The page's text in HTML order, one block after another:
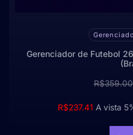
Gerenciador de Futebol
R$359.00
R$237.41 A vista